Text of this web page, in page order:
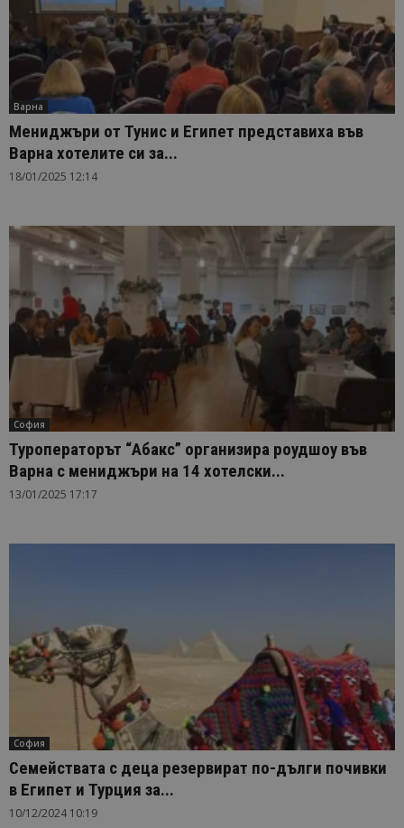
Варна
Мениджъри от Тунис и Египет представиха във
Варна хотелите си за...
18/01/2025 12:14
София
Туроператорът “Абакс” организира роудшоу във
Варна с мениджъри на 14 хотелски...
13/01/2025 17:17
София
Семействата с деца резервират по-дълги почивки
в Египет и Турция за...
10/12/2024 10:19